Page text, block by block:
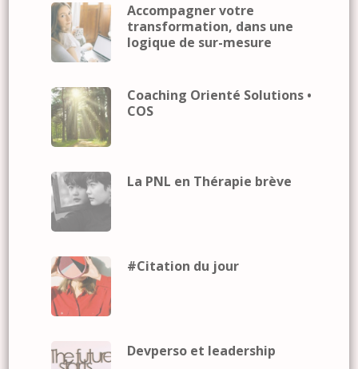
Accompagner votre
transformation, dans une
logique de sur-mesure
Coaching Orienté Solutions •
COS
La PNL en Thérapie brève
#Citation du jour
Devperso et leadership